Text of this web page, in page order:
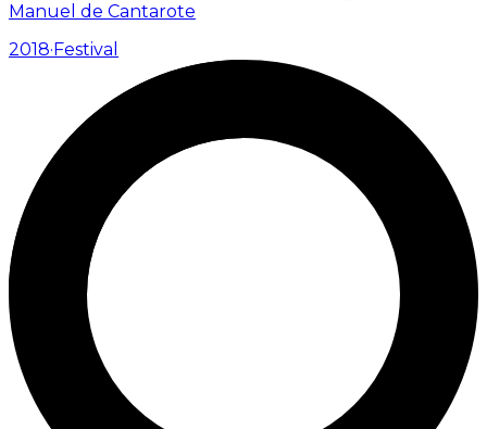
Manuel de Cantarote
2018· Festival